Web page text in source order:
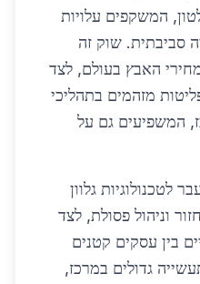
של כ-1200 ₪ לטון, המשקפים עלויות
סביבתית. שוק זה
האבץ בעולם, לצד
מזהמים בתהליכי
המשפיעים גם על
לטכנולוגיות גלוון
וניהול פסולת, לצד
בין עסקים קטנים
גדולים במרכז,